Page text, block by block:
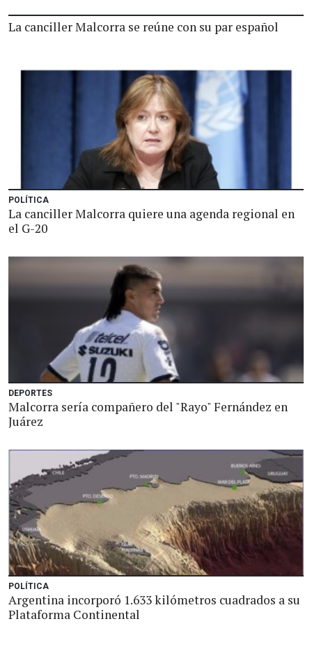
La canciller Malcorra se reúne con su par español
POLÍTICA
La canciller Malcorra quiere una agenda regional en
el G-20
DEPORTES
Malcorra sería compañero del "Rayo" Fernández en
Juárez
POLÍTICA
Argentina incorporó 1.633 kilómetros cuadrados a su
Plataforma Continental